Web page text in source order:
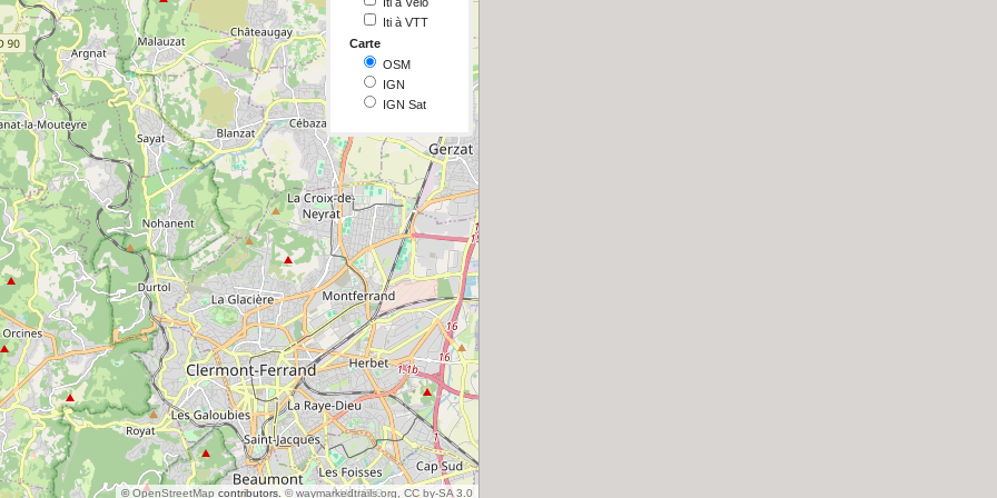
©OpenStreetMap contributors. © waymarkedtrails.org, CC by-SA 3.0
Iti à VTT
Carte
OSM
IGN
IGN Sat